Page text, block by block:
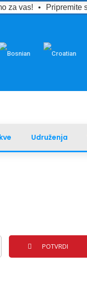
za vas! • Pripremite
Udruženja